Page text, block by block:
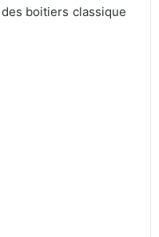
boitiers classique